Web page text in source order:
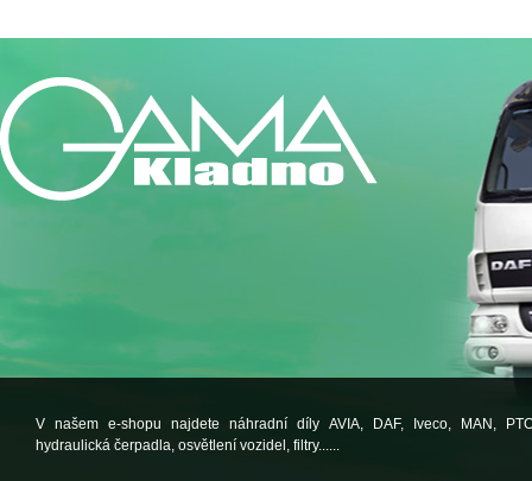
V našem e-shopu najdete náhradní díly AVIA, DAF, Iveco, MAN,
hydraulická čerpadla, osvětlení vozidel, filtry......